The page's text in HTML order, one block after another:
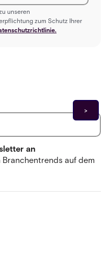
unseren
zum Schutz Ihrer
an
auf dem